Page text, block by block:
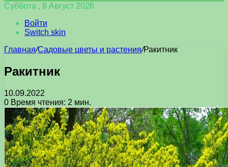
Суббота , 8 Август 2026
Войти
Switch skin
Главная/Садовые цветы и растения/Ракитник
Ракитник
10.09.2022
0 Время чтения: 2 мин.